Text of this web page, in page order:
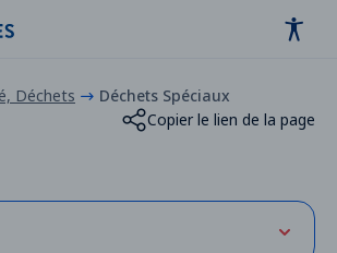
Déchets
Déchets Spéciaux
Copier le lien de la page
des cookies